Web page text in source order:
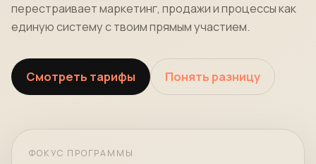
перестраивает маркетинг, продажи и процессы как
единую систему с твоим прямым участием.
Смотреть тарифы Понять разницу
ФОКУС ПРОГРАММЫ